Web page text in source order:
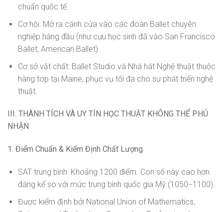
chuẩn quốc tế.
Cơ hội: Mở ra cánh cửa vào các đoàn Ballet chuyên
nghiệp hàng đầu (như cựu học sinh đã vào San Francisco
Ballet, American Ballet).
Cơ sở vật chất: Ballet Studio và Nhà hát Nghệ thuật thuộc
hàng top tại Maine, phục vụ tối đa cho sự phát triển nghệ
thuật.
III. THÀNH TÍCH VÀ UY TÍN HỌC THUẬT KHÔNG THỂ PHỦ
NHẬN
1. Điểm Chuẩn & Kiểm Định Chất Lượng
SAT trung bình: Khoảng 1200 điểm. Con số này cao hơn
đáng kể so với mức trung bình quốc gia Mỹ (1050−1100).
Được kiểm định bởi National Union of Mathematics,